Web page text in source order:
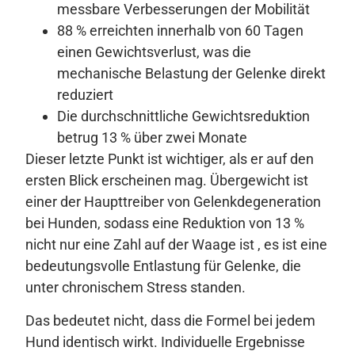
messbare Verbesserungen der Mobilität
88 % erreichten innerhalb von 60 Tagen
einen Gewichtsverlust, was die
mechanische Belastung der Gelenke direkt
reduziert
Die durchschnittliche Gewichtsreduktion
betrug 13 % über zwei Monate
Dieser letzte Punkt ist wichtiger, als er auf den
ersten Blick erscheinen mag. Übergewicht ist
einer der Haupttreiber von Gelenkdegeneration
bei Hunden, sodass eine Reduktion von 13 %
nicht nur eine Zahl auf der Waage ist , es ist eine
bedeutungsvolle Entlastung für Gelenke, die
unter chronischem Stress standen.
Das bedeutet nicht, dass die Formel bei jedem
Hund identisch wirkt. Individuelle Ergebnisse